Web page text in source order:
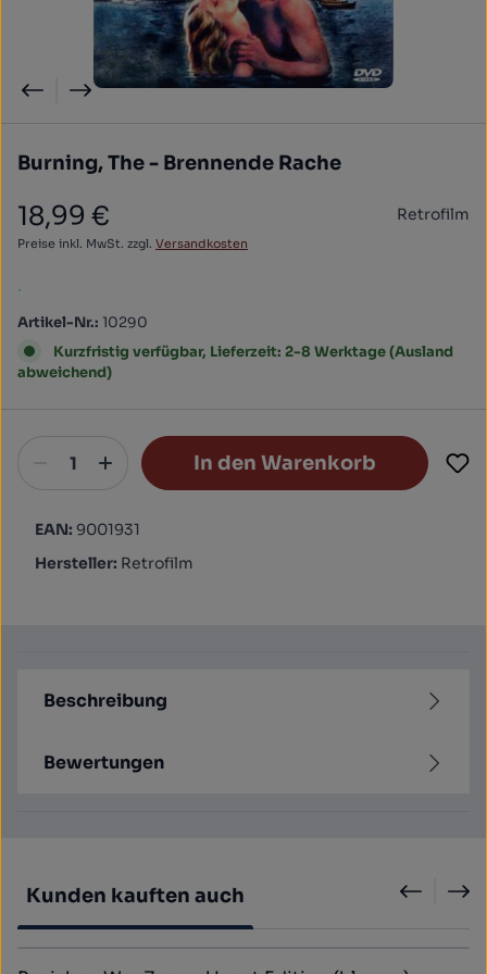
Burning, The - Brennende Rache
Regulärer Preis:
18,99 €
Preise inkl. MwSt. zzgl. Versandkosten
.
Retrofilm
Artikel-Nr.: 10290
Kurzfristig verfügbar, Lieferzeit: 2-8 Werktage (Ausland
abweichend)
In den Warenkorb
EAN: 9001931
Hersteller: Retrofilm
Beschreibung
Bewertungen
Kunden kauften auch